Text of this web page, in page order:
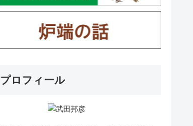
プロフィール